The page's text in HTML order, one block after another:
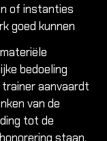
of instanties
goed kunnen
bedoeling
aanvaardt
van de
tot de
staan.